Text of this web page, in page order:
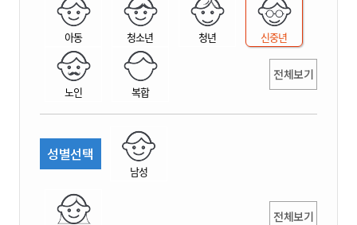
아동 청소년 청년 신중년
노인 복합
전체보기
성별선택
남성
전체보기